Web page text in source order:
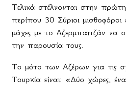
Τελικά στέλνονται στην
περίπου 30 Σύριοι μισθοφόροι
μάχες με το Αζερμπαϊτζάν να
την παρουσία τους.
Το μότο των Αζέρων για τις
Τουρκία είναι: «Δύο χώρες,